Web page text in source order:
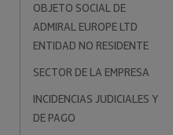
OBJETO SOCIAL DE
ADMIRAL EUROPE LTD
ENTIDAD NO RESIDENTE
SECTOR DE LA EMPRESA
INCIDENCIAS JUDICIALES Y
DE PAGO